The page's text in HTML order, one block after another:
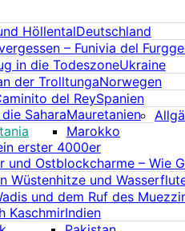
Deutschland
Höllental
– Funivia del
Ukraine
in die Todeszone
Norwegen
der Trolltunga
Spanien
del Rey
Mauretanien
Sahara
Marokko
erster 4000er
und Ostblockcharme – Wie
Wüstenhitze und
und dem Ruf des
Indien
Kaschmir